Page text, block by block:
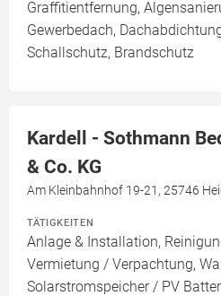
Graffitientfernung,
Gewerbedach,
Schallschutz, Brandschutz
Kardell - Sothmann
& Co. KG
Am Kleinbahnhof 19-21, 25746
TÄTIGKEITEN
Anlage & Installation,
Vermietung / Verpachtung,
Solarstromspeicher / PV